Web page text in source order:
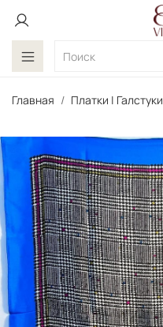
Главная Платки | Галстуки